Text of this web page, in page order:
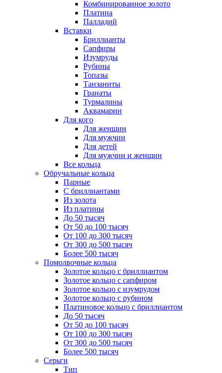
Комбинированное золото
Платина
Палладий
Вставки
Бриллианты
Сапфиры
Изумруды
Рубины
Топазы
Танзаниты
Гранаты
Турмалины
Аквамарин
Для кого
Для женщин
Для мужчин
Для детей
Для мужчин и женщин
Все кольца
Обручальные кольца
Парные
С бриллиантами
Из золота
Из платины
До 50 тысяч
От 50 до 100 тысяч
От 100 до 300 тысяч
От 300 до 500 тысяч
Более 500 тысяч
Помолвочные кольца
Золотое кольцо с бриллиантом
Золотое кольцо с сапфиром
Золотое кольцо с изумрудом
Золотое кольцо с рубином
Платиновое кольцо с бриллиантом
До 50 тысяч
От 50 до 100 тысяч
От 100 до 300 тысяч
От 300 до 500 тысяч
Более 500 тысяч
Серьги
Тип